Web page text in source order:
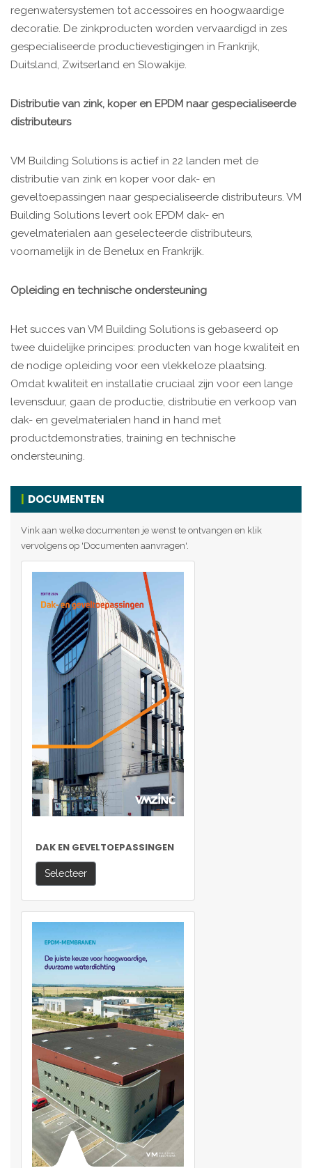
regenwatersystemen tot accessoires en hoogwaardige
decoratie. De zinkproducten worden vervaardigd in zes
gespecialiseerde productievestigingen in Frankrijk,
Duitsland, Zwitserland en Slowakije.
Distributie van zink, koper en EPDM naar gespecialiseerde
distributeurs
VM Building Solutions is actief in 22 landen met de
distributie van zink en koper voor dak- en
geveltoepassingen naar gespecialiseerde distributeurs. VM
Building Solutions levert ook EPDM dak- en
gevelmaterialen aan geselecteerde distributeurs,
voornamelijk in de Benelux en Frankrijk.
Opleiding en technische ondersteuning
Het succes van VM Building Solutions is gebaseerd op
twee duidelijke principes: producten van hoge kwaliteit en
de nodige opleiding voor een vlekkeloze plaatsing.
Omdat kwaliteit en installatie cruciaal zijn voor een lange
levensduur, gaan de productie, distributie en verkoop van
dak- en gevelmaterialen hand in hand met
productdemonstraties, training en technische
ondersteuning.
DOCUMENTEN
Vink aan welke documenten je wenst te ontvangen en klik
vervolgens op 'Documenten aanvragen'.
DAK EN GEVELTOEPASSINGEN
Selecteer